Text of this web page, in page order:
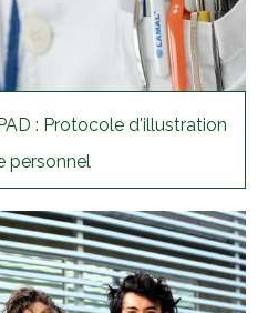
: Protocole d'illustration
personnel